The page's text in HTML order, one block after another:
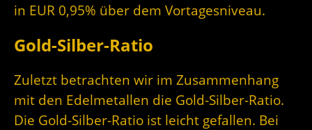
in EUR 0,95% über dem Vortagesniveau.
Gold-Silber-Ratio
Zuletzt betrachten wir im Zusammenhang
mit den Edelmetallen die Gold-Silber-Ratio.
Die Gold-Silber-Ratio ist leicht gefallen. Bei